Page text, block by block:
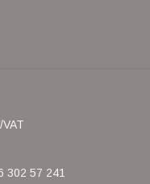
302 57 241